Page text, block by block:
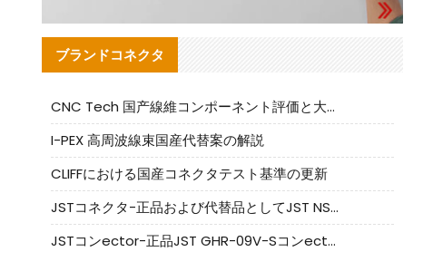
ブランドコネクタ
CNC Tech 国产線維コンポーネント評価と大量生産適合ガイド
I-PEX 高周波線束国産代替案の解説
CLIFFにおける国産コネクタテスト基準の更新
JSTコネクタ-正品および代替品としてJST NSHR-02V-Sコネクタを提供します
JSTコンector-正品JST GHR-09V-Sコンector|代替品提供